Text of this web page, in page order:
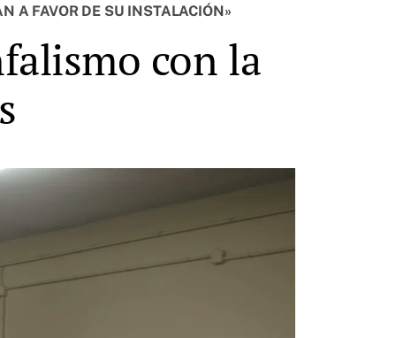
A FAVOR DE SU INSTALACIÓN»
con la